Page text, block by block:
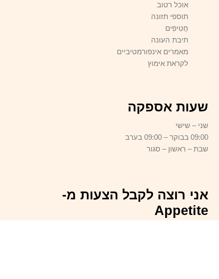
אוכל רטוב
תוספי תזונה
חֲטִיפִים
תיבת העונה
מאמרים אינפורמטיביים
לקראת אימוץ
שעות אספקה
שני – שישי
09:00 בבוקר – 09:00 בערב
שבת – ראשון – סגור
אני רוצה לקבל הצעות מ-
Appetite